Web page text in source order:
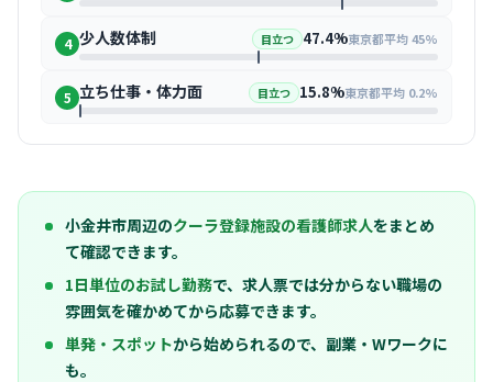
4 少人数体制 目立つ 47.4%東京都平均 45%
5 立ち仕事・体力面 目立つ 15.8%東京都平均 0.2%
小金井市周辺のクーラ登録施設の看護師求人をまとめ
て確認できます。
1日単位のお試し勤務で、求人票では分からない職場の
雰囲気を確かめてから応募できます。
単発・スポットから始められるので、副業・Wワークに
も。